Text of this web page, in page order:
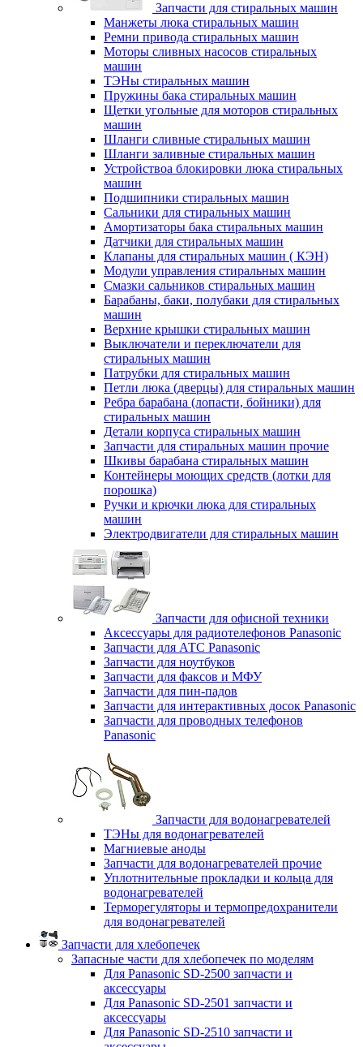
Запчасти для стиральных машин
Манжеты люка стиральных машин
Ремни привода стиральных машин
Моторы сливных насосов стиральных
машин
ТЭНы стиральных машин
Пружины бака стиральных машин
Щетки угольные для моторов стиральных
машин
Шланги сливные стиральных машин
Шланги заливные стиральных машин
Устройствоа блокировки люка стиральных
машин
Подшипники стиральных машин
Сальники для стиральных машин
Амортизаторы бака стиральных машин
Датчики для стиральных машин
Клапаны для стиральных машин ( КЭН)
Модули управления стиральных машин
Смазки сальников стиральных машин
Барабаны, баки, полубаки для стиральных
машин
Верхние крышки стиральных машин
Выключатели и переключатели для
стиральных машин
Патрубки для стиральных машин
Петли люка (дверцы) для стиральных машин
Ребра барабана (лопасти, бойники) для
стиральных машин
Детали корпуса стиральных машин
Запчасти для стиральных машин прочие
Шкивы барабана стиральных машин
Контейнеры моющих средств (лотки для
порошка)
Ручки и крючки люка для стиральных
машин
Электродвигатели для стиральных машин
Запчасти для офисной техники
Аксессуары для радиотелефонов Panasonic
Запчасти для АТС Panasonic
Запчасти для ноутбуков
Запчасти для факсов и МФУ
Запчасти для пин-падов
Запчасти для интерактивных досок Panasonic
Запчасти для проводных телефонов
Panasonic
Запчасти для водонагревателей
ТЭНы для водонагревателей
Магниевые аноды
Запчасти для водонагревателей прочие
Уплотнительные прокладки и кольца для
водонагревателей
Терморегуляторы и термопредохранители
для водонагревателей
Запчасти для хлебопечек
Запасные части для хлебопечек по моделям
Для Panasonic SD-2500 запчасти и
аксессуары
Для Panasonic SD-2501 запчасти и
аксессуары
Для Panasonic SD-2510 запчасти и